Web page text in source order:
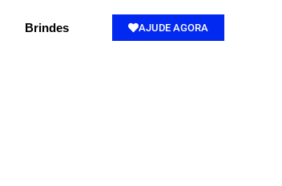
Brindes AJUDE AGORA